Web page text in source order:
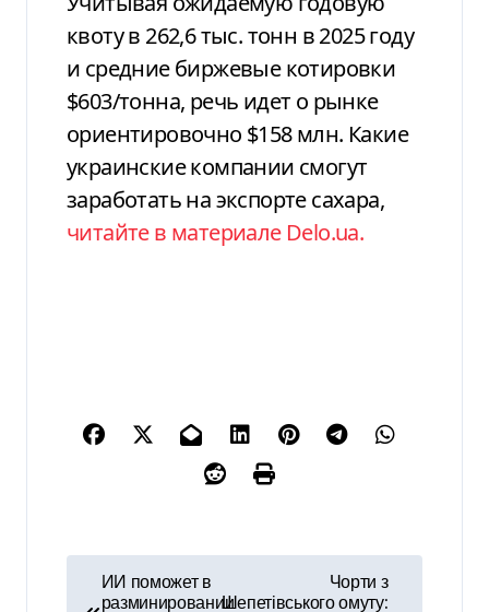
квоту в 262,6 тыс. тонн в 2025 году
и средние биржевые котировки
$603/тонна, речь идет о рынке
ориентировочно $158 млн. Какие
украинские компании смогут
заработать на экспорте сахара,
читайте в материале Delo.ua.
ИИ поможет в
разминировании
Чорти з
Шепетівського омуту: